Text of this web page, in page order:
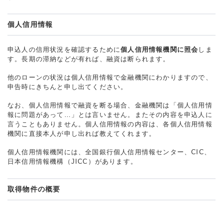
個人信用情報
申込人の信用状況を確認するために個人信用情報機関に照会 しま
す。長期の滞納などが有れば、融資は断られます。
他のローンの状況は個人信用情報で金融機関にわかりますので、
申告時にきちんと申し出てください。
なお、個人信用情報で融資を断る場合、金融機関は「個人信用情
報に問題があって…」とは言いません。またその内容を申込人に
言うこともありません。個人信用情報の内容は、各個人信用情報
機関に直接本人が申し出れば教えてくれます。
個人信用情報機関には、全国銀行個人信用情報センター、CIC、
日本信用情報機構（JICC）があります。
取得物件の概要